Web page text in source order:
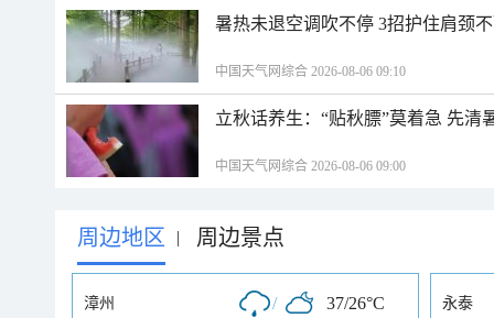
暑热未退空调吹不停 3招护住肩颈
中国天气网综合 2026-08-06 09:10
立秋话养生：“贴秋膘”莫着急 先清
中国天气网综合 2026-08-06 09:00
周边地区 | 周边景点
漳州 / 37/26°C 永泰